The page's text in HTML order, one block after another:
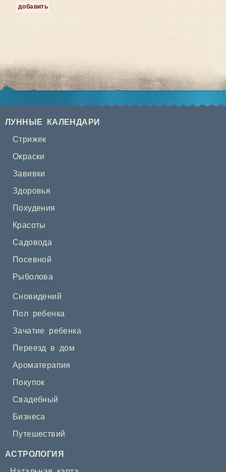
добавить
ЛУННЫЕ КАЛЕНДАРИ
Стрижек
Окраски
Завивки
Здоровья
Похудения
Красоты
Садовода
Посевной
Рыболова
Сновидений
Пол ребенка
Зачатие ребенка
Переезд в дом
Ароматерапия
Покупок
Свадебный
Бизнеса
Путешествий
АСТРОЛОГИЯ